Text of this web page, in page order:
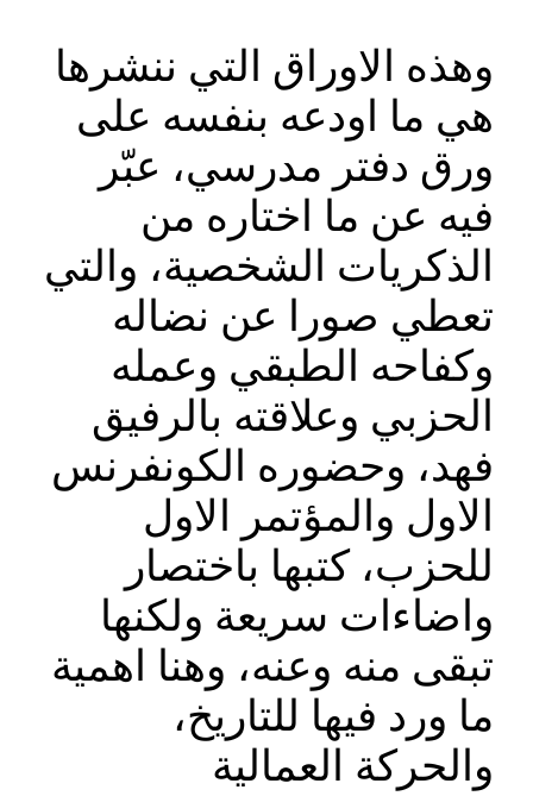
وهذه الاوراق التي ننشرها
هي ما اودعه بنفسه على
ورق دفتر مدرسي، عبّر
فيه عن ما اختاره من
الذكريات الشخصية، والتي
تعطي صورا عن نضاله
وكفاحه الطبقي وعمله
الحزبي وعلاقته بالرفيق
فهد، وحضوره الكونفرنس
الاول والمؤتمر الاول
للحزب، كتبها باختصار
واضاءات سريعة ولكنها
تبقى منه وعنه، وهنا اهمية
ما ورد فيها للتاريخ،
والحركة العمالية